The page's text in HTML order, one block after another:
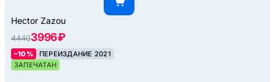
Hector Zazou
44403996 ₽
–10%
ПЕРЕИЗДАНИЕ 2021
ЗАПЕЧАТАН